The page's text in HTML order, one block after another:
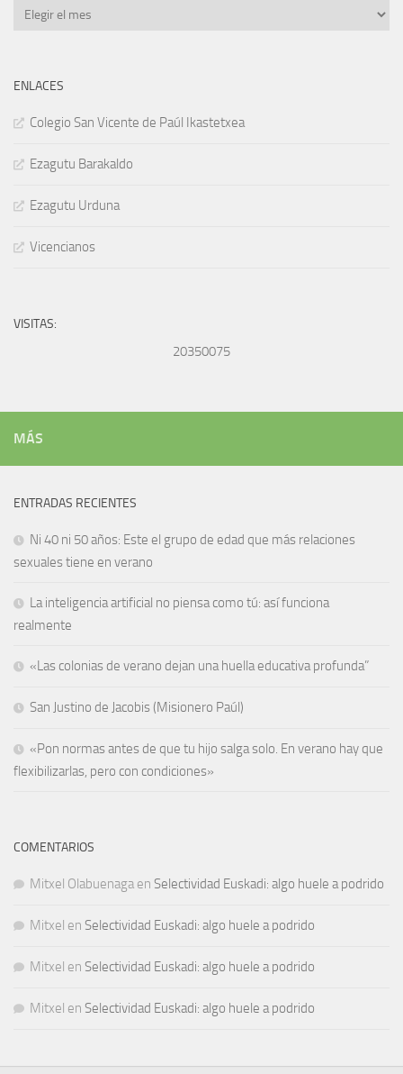
Archivos
ENLACES
Colegio San Vicente de Paúl Ikastetxea
Ezagutu Barakaldo
Ezagutu Urduna
Vicencianos
VISITAS:
20350075
MÁS
ENTRADAS RECIENTES
Ni 40 ni 50 años: Este el grupo de edad que más relaciones
sexuales tiene en verano
La inteligencia artificial no piensa como tú: así funciona
realmente
«Las colonias de verano dejan una huella educativa profunda”
San Justino de Jacobis (Misionero Paúl)
«Pon normas antes de que tu hijo salga solo. En verano hay que
flexibilizarlas, pero con condiciones»
COMENTARIOS
Mitxel Olabuenaga en Selectividad Euskadi: algo huele a podrido
Mitxel en Selectividad Euskadi: algo huele a podrido
Mitxel en Selectividad Euskadi: algo huele a podrido
Mitxel en Selectividad Euskadi: algo huele a podrido